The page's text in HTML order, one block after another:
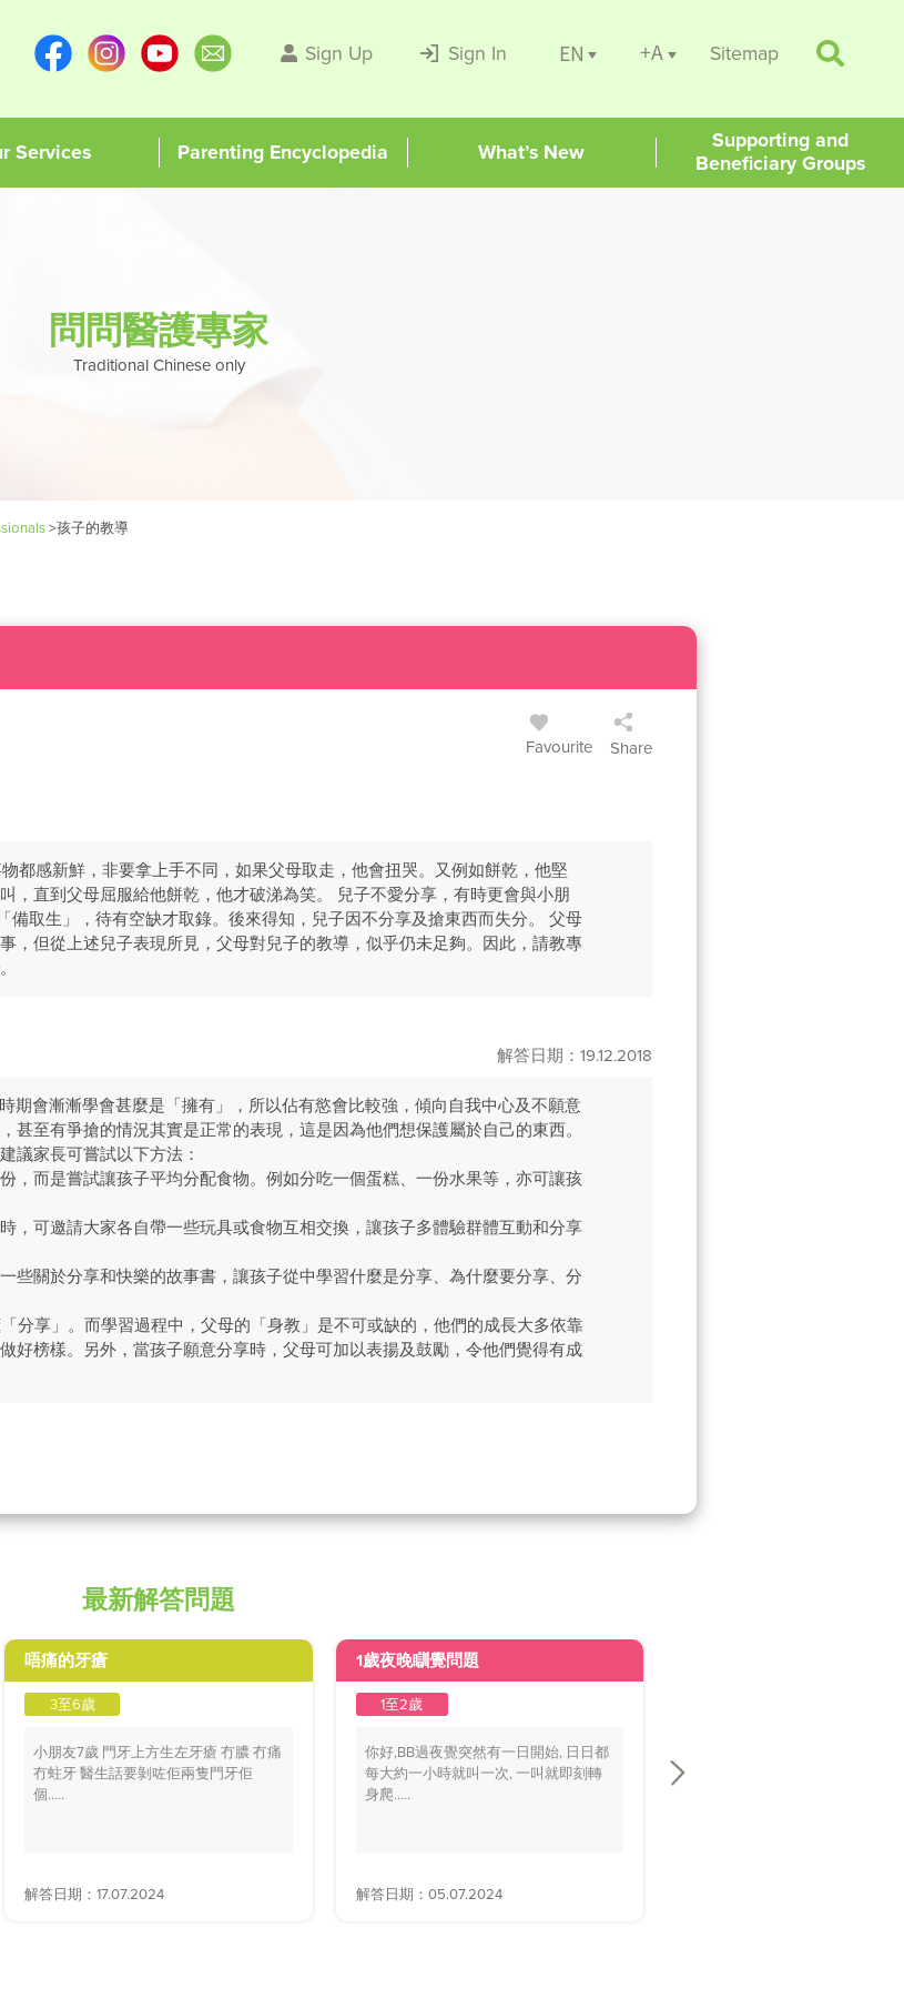
Sign Up Sign In EN +A Sitemap
Services Parenting Encyclopedia What’s New
Supporting and
Beneficiary Groups
問問醫護專家
Traditional Chinese only
>孩子的教導
Favourite Share
都感新鮮，非要拿上手不同，如果父母取走，他會扭哭。又例如餅乾，他堅
，直到父母屈服給他餅乾，他才破涕為笑。 兒子不愛分享，有時更會與小朋
備取生」，待有空缺才取錄。後來得知，兒子因不分享及搶東西而失分。 父母
，但從上述兒子表現所見，父母對兒子的教導，似乎仍未足夠。因此，請教專
解答日期：19.12.2018
期會漸漸學會甚麼是「擁有」，所以佔有慾會比較強，傾向自我中心及不願意
甚至有爭搶的情況其實是正常的表現，這是因為他們想保護屬於自己的東西。
議家長可嘗試以下方法：
，而是嘗試讓孩子平均分配食物。例如分吃一個蛋糕、一份水果等，亦可讓孩
，可邀請大家各自帶一些玩具或食物互相交換，讓孩子多體驗群體互動和分享
些關於分享和快樂的故事書，讓孩子從中學習什麼是分享、為什麼要分享、分
分享」。而學習過程中，父母的「身教」是不可或缺的，他們的成長大多依靠
好榜樣。另外，當孩子願意分享時，父母可加以表揚及鼓勵，令他們覺得有成
最新解答問題
唔痛的牙瘡
3至6歲
小朋友7歲 門牙上方生左牙瘡 冇膿 冇痛
冇蛀牙 醫生話要剝咗佢兩隻門牙佢
個.....
解答日期：17.07.2024
1歲夜晚瞓覺問題
1至2歲
你好,BB過夜覺突然有一日開始, 日日都
每大約一小時就叫一次, 一叫就即刻轉
身爬.....
解答日期：05.07.2024